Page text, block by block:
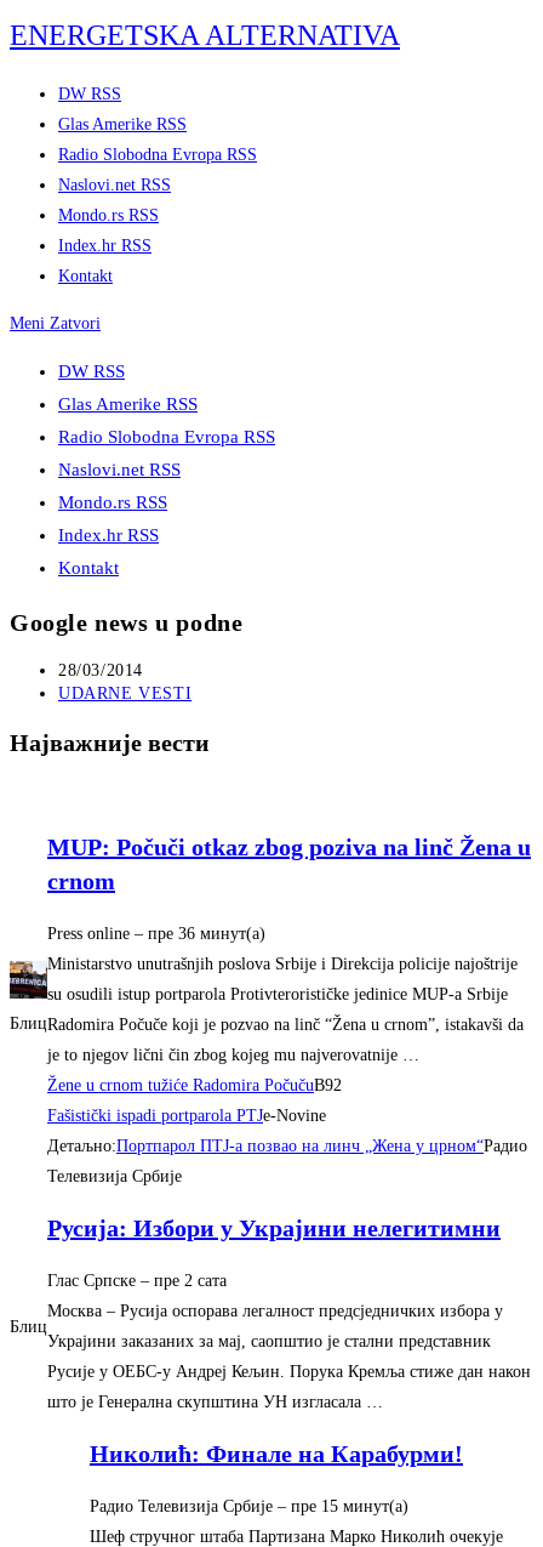
Skip
to
ENERGETSKA ALTERNATIVA
DW RSS
Glas Amerike RSS
Radio Slobodna Evropa RSS
Naslovi.net RSS
Mondo.rs RSS
Index.hr RSS
Kontakt
Meni Zatvori
DW RSS
Glas Amerike RSS
Radio Slobodna Evropa RSS
Naslovi.net RSS
Mondo.rs RSS
Index.hr RSS
Kontakt
Google news u podne
Post
published:
28/03/2014
Post
UDARNE VESTI
Најважније вести
Блиц
MUP: Počuči otkaz zbog poziva na linč Žena u
crnom
Press online – ‎пре 36 минут(а)‎
Ministarstvo unutrašnjih poslova Srbije i Direkcija policije najoštrije
su osudili istup portparola Protivterorističke jedinice MUP-a Srbije
Radomira Počuče koji je pozvao na linč “Žena u crnom”, istakavši da
je to njegov lični čin zbog kojeg mu najverovatnije …
Žene u crnom tužiće Radomira PočučuB92
Fašistički ispadi portparola PTJe-Novine
Детаљно:Портпарол ПТЈ-а позвао на линч „Жена у црном“Радио
Телевизија Србије
Блиц
Русија: Избори у Украјини нелегитимни
Глас Српске – ‎пре 2 сата‎
Москва – Русија оспорава легалност предсједничких избора у
Украјини заказаних за мај, саопштио је стални представник
Русије у ОЕБС-у Андреј Кељин. Порука Кремља стиже дан након
што је Генерална скупштина УН изгласала …
Николић: Финале на Карабурми!
Радио Телевизија Србије – ‎пре 15 минут(а)‎
Шеф стручног штаба Партизана Марко Николић очекује